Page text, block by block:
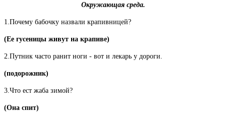
Окружающая среда.
1.Почему бабочку назвали крапивницей?
(Ее гусеницы живут на крапиве)
2.Путник часто ранит ноги - вот и лекарь у дороги.
(подорожник)
3.Что ест жаба зимой?
(Она спит)